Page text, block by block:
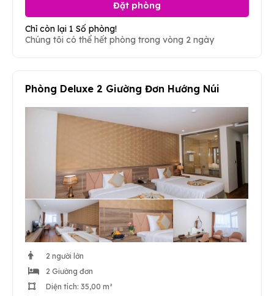
Đặt phòng
Chỉ còn lại 1 Số phòng!
Chúng tôi có thể hết phòng trong vòng 2 ngày
Phòng Deluxe 2 Giường Đơn Hướng Núi
2 người lớn
2 Giường đơn
Diện tích: 35,00 m²